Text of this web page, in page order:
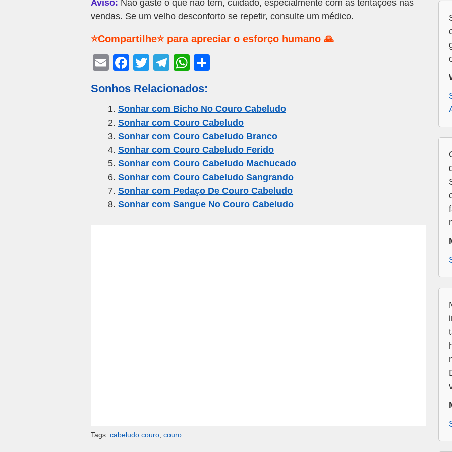
Aviso: Não gaste o que não tem, cuidado, especialmente com as tentações nas
vendas. Se um velho desconforto se repetir, consulte um médico.
⭐Compartilhe⭐ para apreciar o esforço humano 🙏
E
ail
F
c
e
b
o
o
k
T
tt
er
T
e
gr
a
m
W
at
s
A
p
p
e
Sonhos Relacionados:
Sonhar com Bicho No Couro Cabeludo
Sonhar com Couro Cabeludo
Sonhar com Couro Cabeludo Branco
Sonhar com Couro Cabeludo Ferido
Sonhar com Couro Cabeludo Machucado
Sonhar com Couro Cabeludo Sangrando
Sonhar com Pedaço De Couro Cabeludo
Sonhar com Sangue No Couro Cabeludo
Tags: cabeludo couro, couro